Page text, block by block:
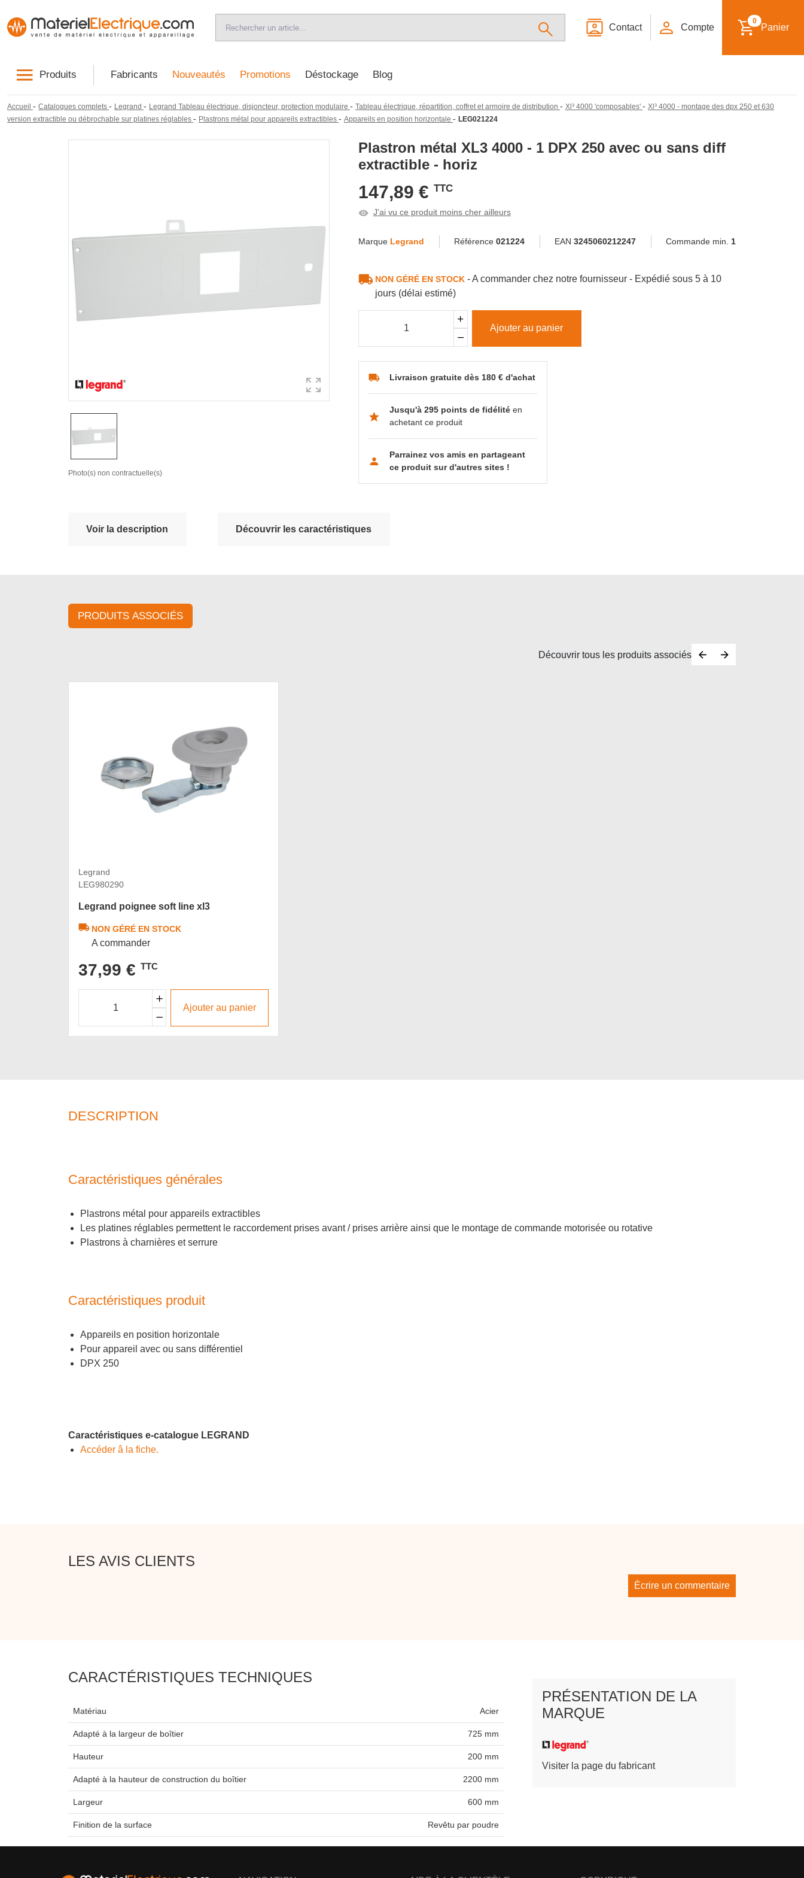
Contact Compte
0
Panier
Produits Fabricants Nouveautés Promotions Déstockage Blog
Accueil - Catalogues complets - Legrand - Legrand Tableau électrique, disjoncteur, protection modulaire - Tableau électrique, répartition, coffret et armoire de distribution - Xl³ 4000 'composables' - Xl³ 4000 - montage des dpx 250 et 630
version extractible ou débrochable sur platines réglables - Plastrons métal pour appareils extractibles - Appareils en position horizontale - LEG021224
Photo(s) non contractuelle(s)
Plastron métal XL3 4000 - 1 DPX 250 avec ou sans diff
extractible - horiz
147,89 € TTC
J'ai vu ce produit moins cher ailleurs
Marque Legrand Référence 021224 EAN 3245060212247 Commande min. 1
NON GÉRÉ EN STOCK- A commander chez notre fournisseur - Expédié sous 5 à 10
jours (délai estimé)
Ajouter au panier
Livraison gratuite dès 180 € d'achat
Jusqu'à 295 points de fidélitéen
achetant ce produit
Parrainez vos amis en partageant
ce produit sur d'autres sites !
Voir la description Découvrir les caractéristiques
PRODUITS ASSOCIÉS
Découvrir tous les produits associés
Legrand
LEG980290
Legrand poignee soft line xl3
NON GÉRÉ EN STOCK
A commander
37,99 € TTC
Ajouter au panier
DESCRIPTION
Caractéristiques générales
Plastrons métal pour appareils extractibles
Les platines réglables permettent le raccordement prises avant / prises arrière ainsi que le montage de commande motorisée ou rotative
Plastrons à charnières et serrure
Caractéristiques produit
Appareils en position horizontale
Pour appareil avec ou sans différentiel
DPX 250
Caractéristiques e-catalogue LEGRAND
Accéder â la fiche.
LES AVIS CLIENTS
Écrire un commentaire
CARACTÉRISTIQUES TECHNIQUES
Matériau Acier
Adapté à la largeur de boîtier 725 mm
Hauteur 200 mm
Adapté à la hauteur de construction du boîtier 2200 mm
Largeur 600 mm
Finition de la surface Revêtu par poudre
PRÉSENTATION DE LA
MARQUE
Visiter la page du fabricant